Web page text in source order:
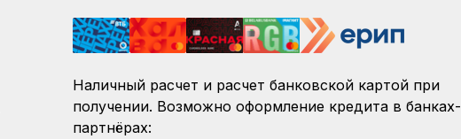
Наличный расчет и расчет банковской картой при
получении. Возможно оформление кредита в банках-
партнёрах: